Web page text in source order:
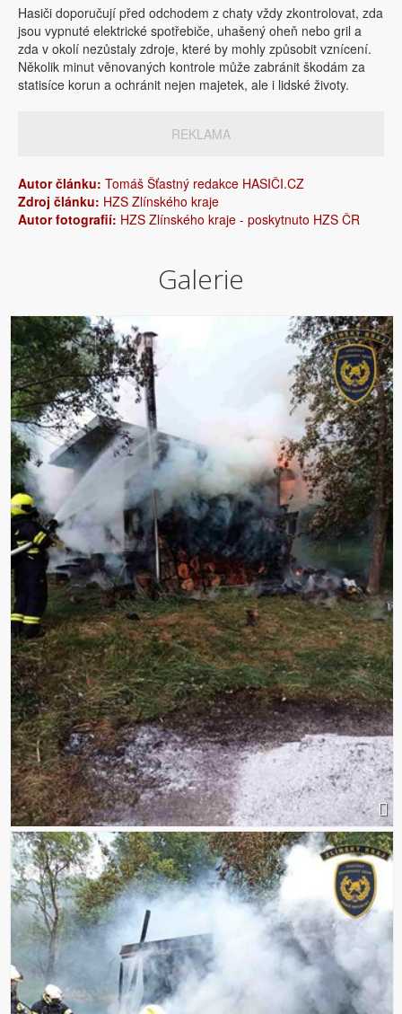
Hasiči doporučují před odchodem z chaty vždy zkontrolovat, zda
jsou vypnuté elektrické spotřebiče, uhašený oheň nebo gril a
zda v okolí nezůstaly zdroje, které by mohly způsobit vznícení.
Několik minut věnovaných kontrole může zabránit škodám za
statisíce korun a ochránit nejen majetek, ale i lidské životy.
REKLAMA
Autor článku: Tomáš Šťastný redakce HASIČI.CZ
Zdroj článku: HZS Zlínského kraje
Autor fotografií: HZS Zlínského kraje - poskytnuto HZS ČR
Galerie